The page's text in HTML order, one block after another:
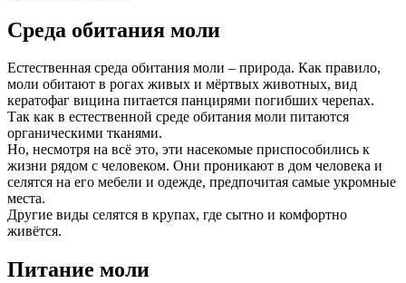
Среда обитания моли
Естественная среда обитания моли – природа. Как правило,
моли обитают в рогах живых и мёртвых животных, вид
кератофаг вицина питается панцирями погибших черепах.
Так как в естественной среде обитания моли питаются
органическими тканями.
Но, несмотря на всё это, эти насекомые приспособились к
жизни рядом с человеком. Они проникают в дом человека и
селятся на его мебели и одежде, предпочитая самые укромные
места.
Другие виды селятся в крупах, где сытно и комфортно
живётся.
Питание моли